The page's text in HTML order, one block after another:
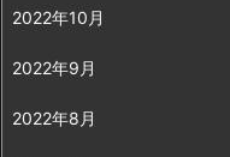
2022年10月
2022年9月
2022年8月